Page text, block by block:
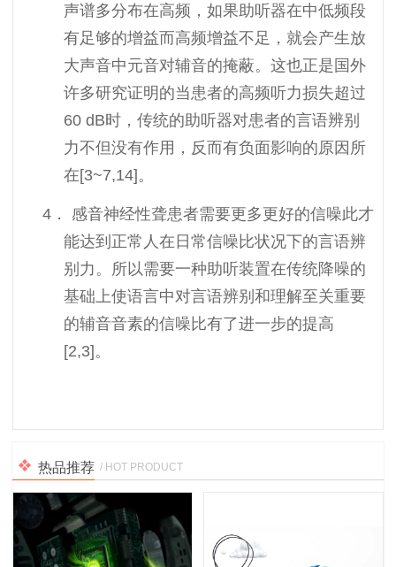
声谱多分布在高频，如果助听器在中低频段
有足够的增益而高频增益不足，就会产生放
大声音中元音对辅音的掩蔽。这也正是国外
许多研究证明的当患者的高频听力损失超过
60 dB时，传统的助听器对患者的言语辨别
力不但没有作用，反而有负面影响的原因所
在[3~7,14]。
4． 感音神经性聋患者需要更多更好的信噪此才
能达到正常人在日常信噪比状况下的言语辨
别力。所以需要一种助听装置在传统降噪的
基础上使语言中对言语辨别和理解至关重要
的辅音音素的信噪比有了进一步的提高
[2,3]。
热品推荐 / HOT PRODUCT